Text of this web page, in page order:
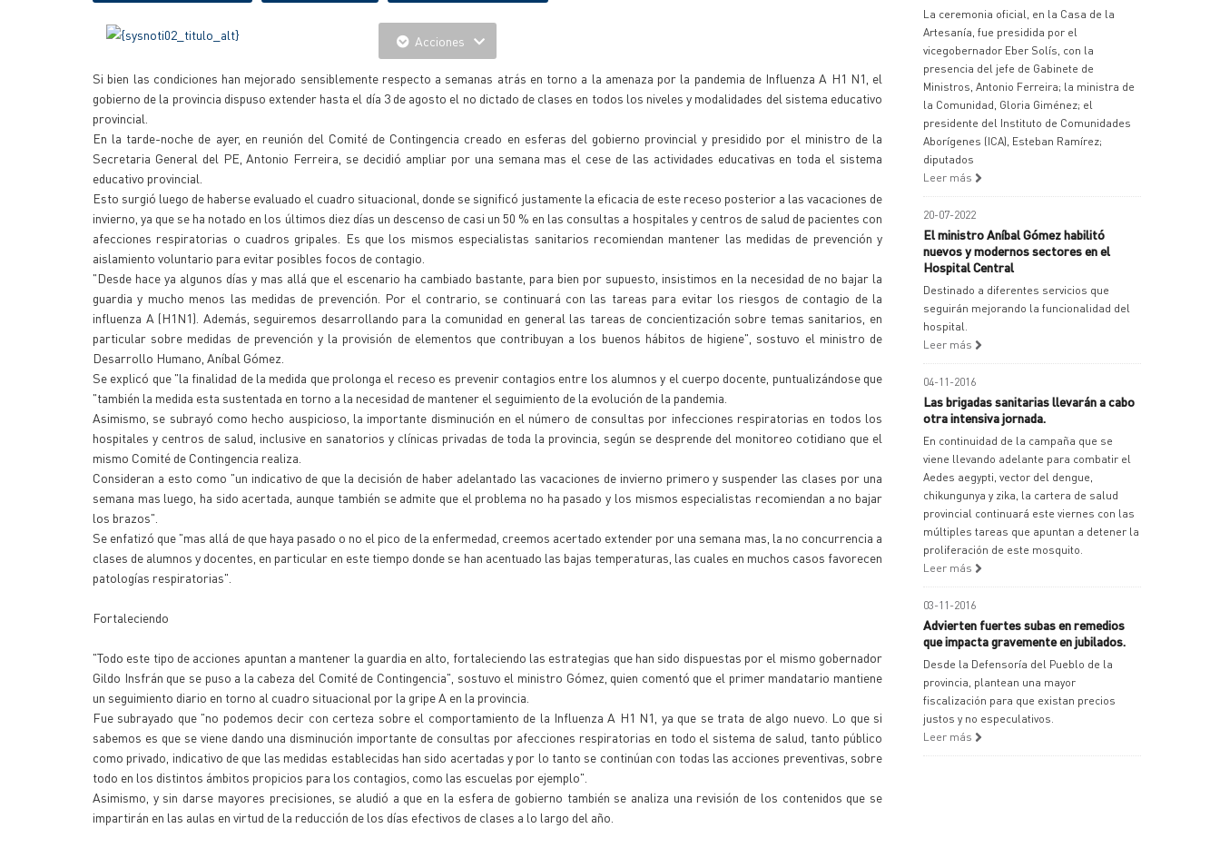
Acciones
Si bien las condiciones han mejorado sensiblemente respecto a semanas atrás en torno a la amenaza por la pandemia de Influenza A H1 N1, el
gobierno de la provincia dispuso extender hasta el día 3 de agosto el no dictado de clases en todos los niveles y modalidades del sistema educativo
provincial.
En la tarde-noche de ayer, en reunión del Comité de Contingencia creado en esferas del gobierno provincial y presidido por el ministro de la
Secretaria General del PE, Antonio Ferreira, se decidió ampliar por una semana mas el cese de las actividades educativas en toda el sistema
educativo provincial.
Esto surgió luego de haberse evaluado el cuadro situacional, donde se significó justamente la eficacia de este receso posterior a las vacaciones de
invierno, ya que se ha notado en los últimos diez días un descenso de casi un 50 % en las consultas a hospitales y centros de salud de pacientes con
afecciones respiratorias o cuadros gripales. Es que los mismos especialistas sanitarios recomiendan mantener las medidas de prevención y
aislamiento voluntario para evitar posibles focos de contagio.
"Desde hace ya algunos días y mas allá que el escenario ha cambiado bastante, para bien por supuesto, insistimos en la necesidad de no bajar la
guardia y mucho menos las medidas de prevención. Por el contrario, se continuará con las tareas para evitar los riesgos de contagio de la
influenza A (H1N1). Además, seguiremos desarrollando para la comunidad en general las tareas de concientización sobre temas sanitarios, en
particular sobre medidas de prevención y la provisión de elementos que contribuyan a los buenos hábitos de higiene", sostuvo el ministro de
Desarrollo Humano, Aníbal Gómez.
Se explicó que "la finalidad de la medida que prolonga el receso es prevenir contagios entre los alumnos y el cuerpo docente, puntualizándose que
"también la medida esta sustentada en torno a la necesidad de mantener el seguimiento de la evolución de la pandemia.
Asimismo, se subrayó como hecho auspicioso, la importante disminución en el número de consultas por infecciones respiratorias en todos los
hospitales y centros de salud, inclusive en sanatorios y clínicas privadas de toda la provincia, según se desprende del monitoreo cotidiano que el
mismo Comité de Contingencia realiza.
Consideran a esto como "un indicativo de que la decisión de haber adelantado las vacaciones de invierno primero y suspender las clases por una
semana mas luego, ha sido acertada, aunque también se admite que el problema no ha pasado y los mismos especialistas recomiendan a no bajar
los brazos".
Se enfatizó que "mas allá de que haya pasado o no el pico de la enfermedad, creemos acertado extender por una semana mas, la no concurrencia a
clases de alumnos y docentes, en particular en este tiempo donde se han acentuado las bajas temperaturas, las cuales en muchos casos favorecen
patologías respiratorias".
Fortaleciendo
"Todo este tipo de acciones apuntan a mantener la guardia en alto, fortaleciendo las estrategias que han sido dispuestas por el mismo gobernador
Gildo Insfrán que se puso a la cabeza del Comité de Contingencia", sostuvo el ministro Gómez, quien comentó que el primer mandatario mantiene
un seguimiento diario en torno al cuadro situacional por la gripe A en la provincia.
Fue subrayado que "no podemos decir con certeza sobre el comportamiento de la Influenza A H1 N1, ya que se trata de algo nuevo. Lo que si
sabemos es que se viene dando una disminución importante de consultas por afecciones respiratorias en todo el sistema de salud, tanto público
como privado, indicativo de que las medidas establecidas han sido acertadas y por lo tanto se continúan con todas las acciones preventivas, sobre
todo en los distintos ámbitos propicios para los contagios, como las escuelas por ejemplo".
Asimismo, y sin darse mayores precisiones, se aludió a que en la esfera de gobierno también se analiza una revisión de los contenidos que se
impartirán en las aulas en virtud de la reducción de los días efectivos de clases a lo largo del año.
La ceremonia oficial, en la Casa de la
Artesanía, fue presidida por el
vicegobernador Eber Solís, con la
presencia del jefe de Gabinete de
Ministros, Antonio Ferreira; la ministra de
la Comunidad, Gloria Giménez; el
presidente del Instituto de Comunidades
Aborígenes (ICA), Esteban Ramírez;
diputados
Leer más
20-07-2022
El ministro Aníbal Gómez habilitó
nuevos y modernos sectores en el
Hospital Central
Destinado a diferentes servicios que
seguirán mejorando la funcionalidad del
hospital.
Leer más
04-11-2016
Las brigadas sanitarias llevarán a cabo
otra intensiva jornada.
En continuidad de la campaña que se
viene llevando adelante para combatir el
Aedes aegypti, vector del dengue,
chikungunya y zika, la cartera de salud
provincial continuará este viernes con las
múltiples tareas que apuntan a detener la
proliferación de este mosquito.
Leer más
03-11-2016
Advierten fuertes subas en remedios
que impacta gravemente en jubilados.
Desde la Defensoría del Pueblo de la
provincia, plantean una mayor
fiscalización para que existan precios
justos y no especulativos.
Leer más